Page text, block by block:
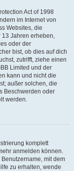
Act of 1998
im Internet von
Websites, die
Jahren erheben,
oder der
bist, ob dies auf dich
zutrifft, ziehe einen
Limited und der
kann und nicht die
außer solchen, die
Beschwerden oder
werden.
komplett
anmelden können.
mit dem
zu erhalten, wende